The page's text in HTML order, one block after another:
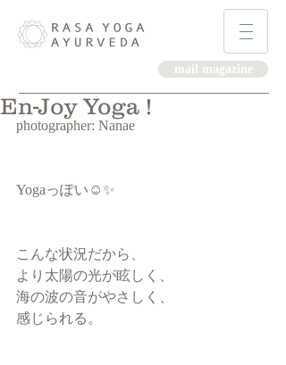
mail magazine
En-Joy Yoga !
photographer: Nanae
Yogaっぽい☺︎✨
こんな状況だから、
より太陽の光が眩しく、
海の波の音がやさしく、
感じられる。